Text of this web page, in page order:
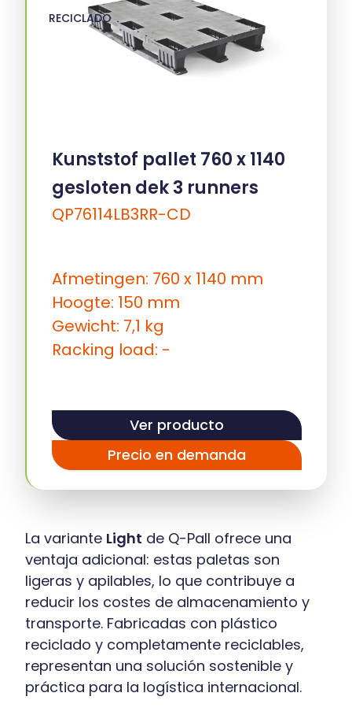
RECICLADO
Kunststof pallet 760 x 1140
gesloten dek 3 runners
QP76114LB3RR-CD
Afmetingen: 760 x 1140 mm
Hoogte: 150 mm
Gewicht: 7,1 kg
Racking load: -
Ver producto
Precio en demanda
La variante Light de Q-Pall ofrece una
ventaja adicional: estas paletas son
ligeras y apilables, lo que contribuye a
reducir los costes de almacenamiento y
transporte. Fabricadas con plástico
reciclado y completamente reciclables,
representan una solución sostenible y
práctica para la logística internacional.